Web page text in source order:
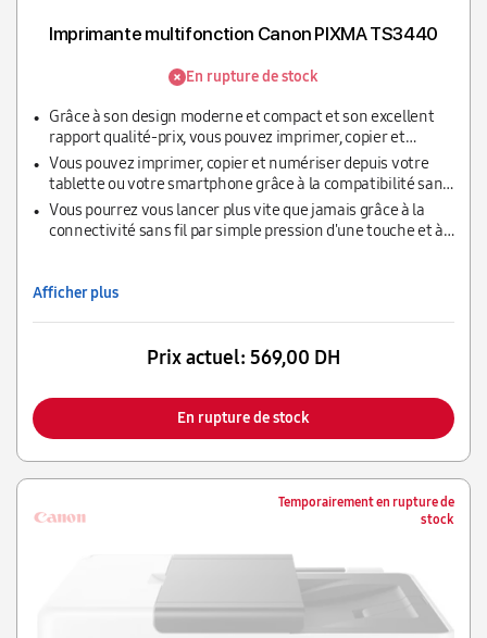
Imprimante multifonction Canon PIXMA TS3440
En rupture de stock
Grâce à son design moderne et compact et son excellent
rapport qualité-prix, vous pouvez imprimer, copier et
numériser sans effort.
Vous pouvez imprimer, copier et numériser depuis votre
tablette ou votre smartphone grâce à la compatibilité sans
fil et une interface simple et épurée
Vous pourrez vous lancer plus vite que jamais grâce à la
connectivité sans fil par simple pression d'une touche et à
Afficher plus
Prix actuel: 569,00 DH
En rupture de stock
Temporairement en rupture de
stock